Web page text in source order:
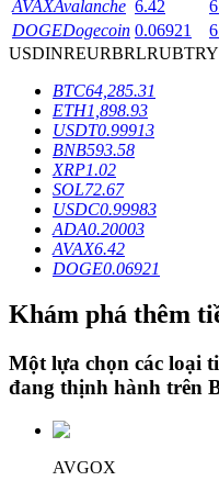
Đầu tư độc quyền cho
Khoản vay
Dịch vụ vay được hỗ
AVAXAvalanche 6.42
DOGEDogecoin 0.06921
USDINREURBRLRUBTRY
BTC64,285.31
ETH1,898.93
USDT0.99913
BNB593.58
XRP1.02
SOL72.67
USDC0.99983
ADA0.20003
AVAX6.42
DOGE0.06921
Khám phá thêm
Một lựa chọn các loại
đang thịnh hành trên
AVGOX